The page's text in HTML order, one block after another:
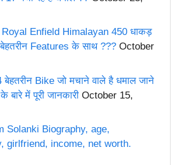
Enfield Himalayan 450 धाकड़
Features के साथ ??? October
Bike जो मचाने वाले है धमाल जाने
में पूरी जानकारी October 15,
Solanki Biography, age,
girlfriend, income, net worth.